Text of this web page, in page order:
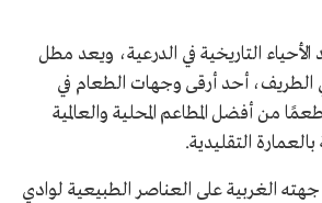
التاريخية في الدرعية، ويعد مطل
الطريف، أحد أرقى وجهات الطعام في
بأكثر من 20 مطعمًا من أفضل المطاعم المحلية والعالمية
بالعمارة التقليدية.
الغربية على العناصر الطبيعية لوادي